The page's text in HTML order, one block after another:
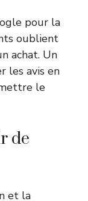
pour la
oublient
achat. Un
les avis en
le
de
et la